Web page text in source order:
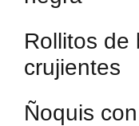
Rollitos de
crujientes
Ñoquis